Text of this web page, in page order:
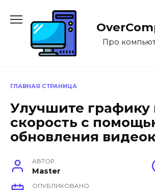
содержанию
Про
ГЛАВНАЯ СТРАНИЦА
Улучшите графику
скорость с
обновления
АВТОР
Master
ОПУБЛИКОВАНО